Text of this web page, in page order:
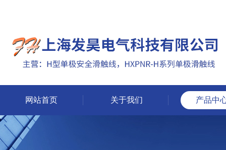
网站首页 关于我们 产品中